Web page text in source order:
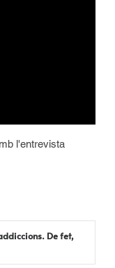
l'entrevista
De fet,